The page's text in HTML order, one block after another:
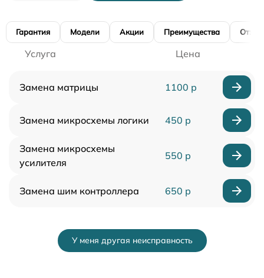
Гарантия Модели Акции Преимущества
Услуга Цена
Замена матрицы 1100 р
Замена микросхемы логики 450 р
Замена микросхемы
усилителя
550 р
Замена шим контроллера 650 р
У меня другая неисправность